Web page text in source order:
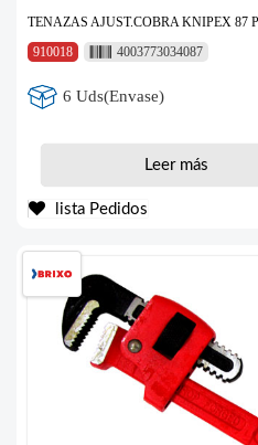
TENAZAS AJUST.COBRA KNIPEX 87
910018
4003773034087
6 Uds(Envase)
Leer más
lista Pedidos